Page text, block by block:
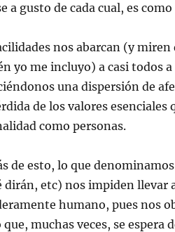
a gusto de cada cual, es como
nos abarcan (y
yo me incluyo) a casi todos
una dispersión de
de los valores
como personas.
de esto, lo que
dirán, etc) nos impiden llevar
humano, pues nos
muchas veces, se espera